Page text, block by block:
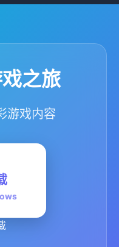
之旅
游戏内容